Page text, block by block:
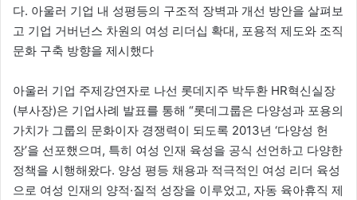
다. 아울러 기업 내 성평등의 구조적 장벽과 개선 방안을 살펴보
고 기업 거버넌스 차원의 여성 리더십 확대, 포용적 제도와 조직
문화 구축 방향을 제시했다
아울러 기업 주제강연자로 나선 롯데지주 박두환 HR혁신실장
(부사장)은 기업사례 발표를 통해 “롯데그룹은 다양성과 포용의
가치가 그룹의 문화이자 경쟁력이 되도록 2013년 ‘다양성 헌
장’을 선포했으며, 특히 여성 인재 육성을 공식 선언하고 다양한
정책을 시행해왔다. 양성 평등 채용과 적극적인 여성 리더 육성
으로 여성 인재의 양적·질적 성장을 이루었고, 자동 육아휴직 제